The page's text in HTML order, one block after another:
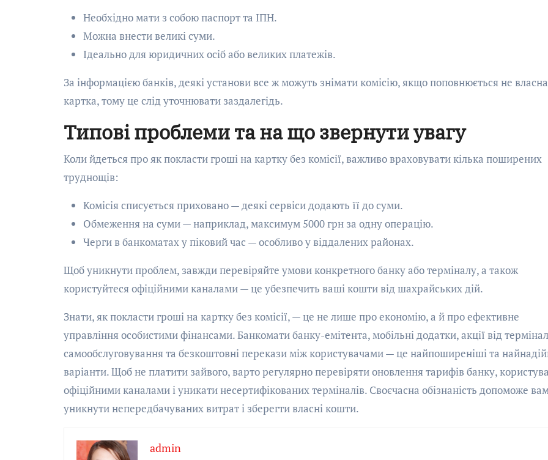
Необхідно мати з собою паспорт та ІПН.
Можна внести великі суми.
Ідеально для юридичних осіб або великих платежів.
За інформацією банків, деякі установи все ж можуть знімати комісію, якщо поповнюється не власна
картка, тому це слід уточнювати заздалегідь.
Типові проблеми та на що звернути увагу
Коли йдеться про як покласти гроші на картку без комісії, важливо враховувати кілька поширених
труднощів:
Комісія списується приховано — деякі сервіси додають її до суми.
Обмеження на суми — наприклад, максимум 5000 грн за одну операцію.
Черги в банкоматах у піковий час — особливо у віддалених районах.
Щоб уникнути проблем, завжди перевіряйте умови конкретного банку або терміналу, а також
користуйтеся офіційними каналами — це убезпечить ваші кошти від шахрайських дій.
Знати, як покласти гроші на картку без комісії, — це не лише про економію, а й про ефективне
управління особистими фінансами. Банкомати банку-емітента, мобільні додатки, акції від
самообслуговування та безкоштовні перекази між користувачами — це найпоширеніші та
варіанти. Щоб не платити зайвого, варто регулярно перевіряти оновлення тарифів банку,
офіційними каналами і уникати несертифікованих терміналів. Своєчасна обізнаність допоможе
уникнути непередбачуваних витрат і зберегти власні кошти.
admin